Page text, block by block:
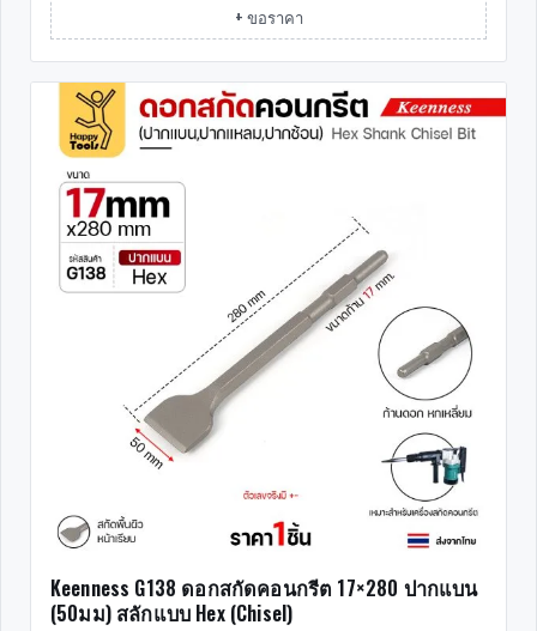
+ ขอราคา
Keenness G138 ดอกสกัดคอนกรีต 17×280 ปากแบน
(50มม) สลักแบบ Hex (Chisel)